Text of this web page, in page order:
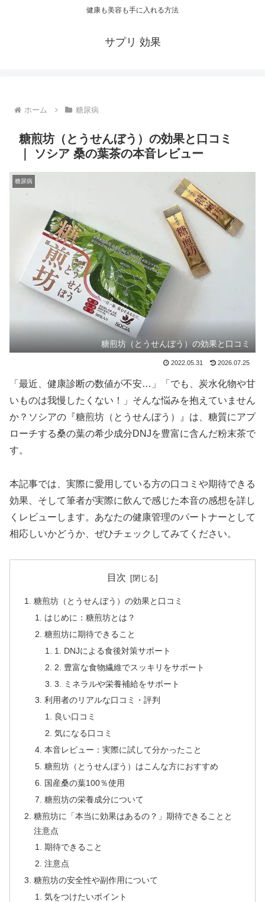
健康も美容も手に入れる方法
サプリ 効果
ホーム 糖尿病
糖煎坊（とうせんぼう）の効果と口コミ
｜ ソシア 桑の葉茶の本音レビュー
糖尿病
糖煎坊（とうせんぼう）の効果と口コミ
2022.05.31 2026.07.25
「最近、健康診断の数値が不安…」「でも、炭水化物や甘
いものは我慢したくない！」そんな悩みを抱えていません
か？ソシアの『糖煎坊（とうせんぼう）』は、糖質にアプ
ローチする桑の葉の希少成分DNJを豊富に含んだ粉末茶で
す。
本記事では、実際に愛用している方の口コミや期待できる
効果、そして筆者が実際に飲んで感じた本音の感想を詳し
くレビューします。あなたの健康管理のパートナーとして
相応しいかどうか、ぜひチェックしてみてください。
目次
糖煎坊（とうせんぼう）の効果と口コミ
はじめに：糖煎坊とは？
糖煎坊に期待できること
1. DNJによる食後対策サポート
2. 豊富な食物繊維でスッキリをサポート
3. ミネラルや栄養補給をサポート
利用者のリアルな口コミ・評判
良い口コミ
気になる口コミ
本音レビュー：実際に試して分かったこと
糖煎坊（とうせんぼう）はこんな方におすすめ
国産桑の葉100％使用
糖煎坊の栄養成分について
糖煎坊に「本当に効果はあるの？」期待できることと
注意点
期待できること
注意点
糖煎坊の安全性や副作用について
気をつけたいポイント